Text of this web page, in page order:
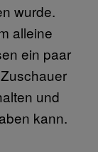
wurde.
alleine
ein paar
und
kann.